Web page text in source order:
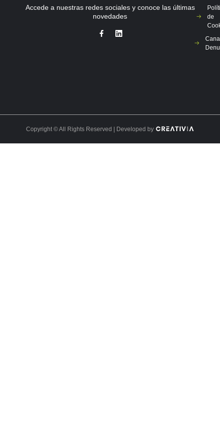
Accede a nuestras redes sociales y conoce las últimas
novedades
de
Copyright © All Rights Reserved | Developed by